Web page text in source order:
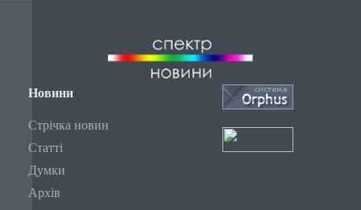
Новини
Стрічка новин
Статті
Думки
Архів